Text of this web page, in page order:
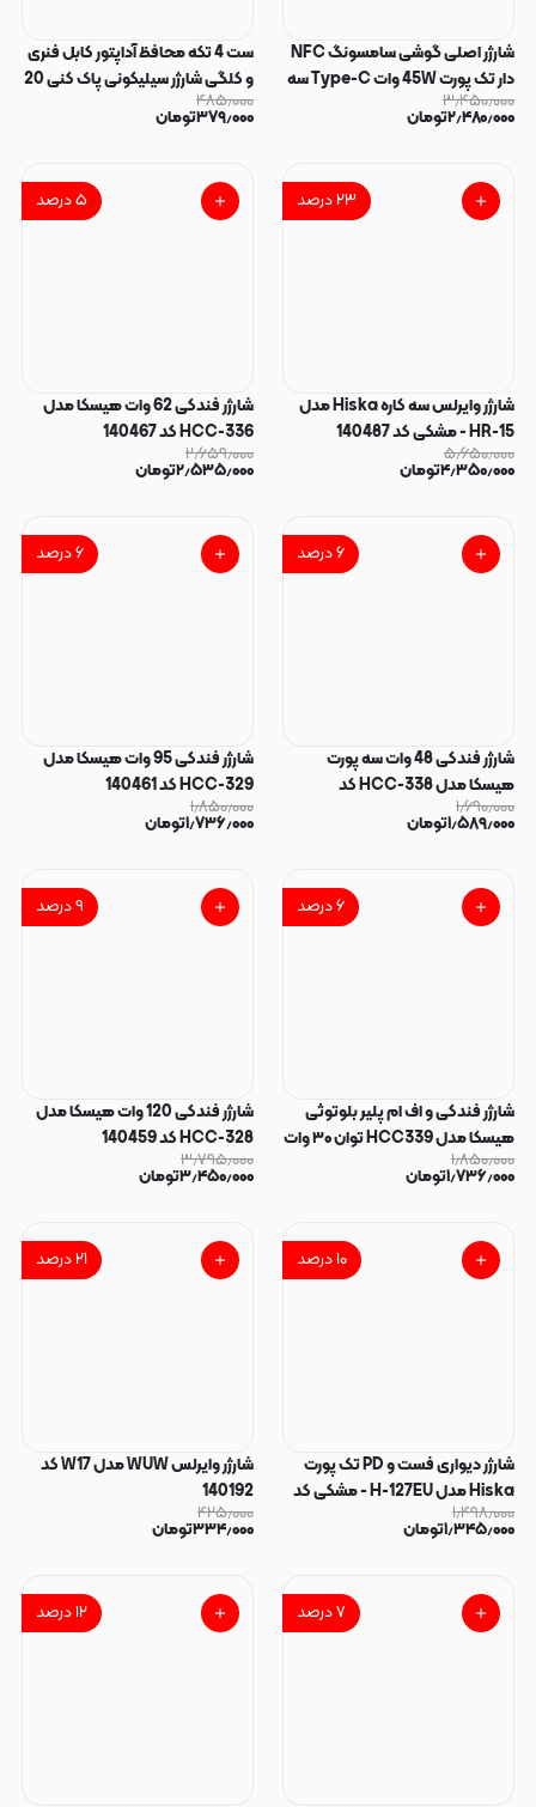
شارژر اصلی گوشی سامسونگ NFC
دار تک پورت 45W وات Type-C سه
پین ویتنام EP-T4510XBEGGB
سوپر فست شارژ رنگ مشکی کد
۳٫۴۵۰٫۰۰۰
۲٫۴۸۰٫۰۰۰تومان
ست 4 تکه محافظ آداپتور کابل فنری
و کلگی شارژر سیلیکونی پاک کنی 20
وات آیفون طرح کرومی کد 140488
۴۸۵٫۰۰۰
۳۷۹٫۰۰۰تومان
۲۳درصد
شارژر وایرلس سه کاره Hiska مدل
HR-15 - مشکی کد 140487
۵٫۶۵۰٫۰۰۰
۴٫۳۵۰٫۰۰۰تومان
۵درصد
شارژر فندکی 62 وات هیسکا مدل
HCC-336 کد 140467
۲٫۶۵۹٫۰۰۰
۲٫۵۳۵٫۰۰۰تومان
۶درصد
شارژر فندکی 48 وات سه پورت
هیسکا مدل HCC-338 کد
140462
۱٫۶۹۰٫۰۰۰
۱٫۵۸۹٫۰۰۰تومان
۶درصد
شارژر فندکی 95 وات هیسکا مدل
HCC-329 کد 140461
۱٫۸۵۰٫۰۰۰
۱٫۷۳۶٫۰۰۰تومان
۶درصد
شارژر فندکی و اف ام پلیر بلوتوثی
هیسکا مدل HCC339 توان ۳۰ وات
کد 140460
۱٫۸۵۰٫۰۰۰
۱٫۷۳۶٫۰۰۰تومان
۹درصد
شارژر فندکی 120 وات هیسکا مدل
HCC-328 کد 140459
۳٫۷۹۵٫۰۰۰
۳٫۴۵۰٫۰۰۰تومان
۱۰درصد
شارژر دیواری فست و PD تک پورت
Hiska مدل H-127EU - مشکی کد
140458
۱٫۴۹۸٫۰۰۰
۱٫۳۴۵٫۰۰۰تومان
۲۱درصد
شارژر وایرلس WUW مدل W17 کد
140192
۴۲۵٫۰۰۰
۳۳۴٫۰۰۰تومان
۷درصد ۱۲درصد